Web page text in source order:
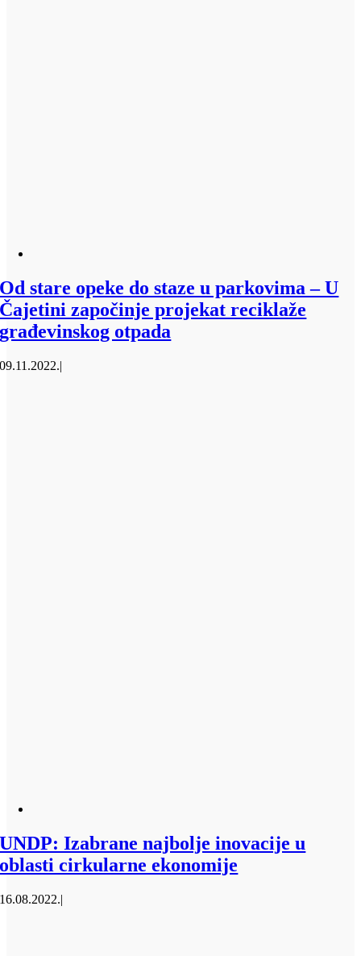
Od stare opeke do staze u parkovima – U
Čajetini započinje projekat reciklaže
građevinskog otpada
09.11.2022.|
UNDP: Izabrane najbolje inovacije u
oblasti cirkularne ekonomije
16.08.2022.|